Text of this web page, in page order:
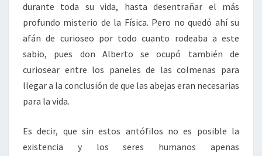
durante toda su vida, hasta desentrañar el más
profundo misterio de la Física. Pero no quedó ahí su
afán de curioseo por todo cuanto rodeaba a este
sabio, pues don Alberto se ocupó también de
curiosear entre los paneles de las colmenas para
llegar a la conclusión de que las abejas eran necesarias
para la vida.
Es decir, que sin estos antófilos no es posible la
existencia y los seres humanos apenas